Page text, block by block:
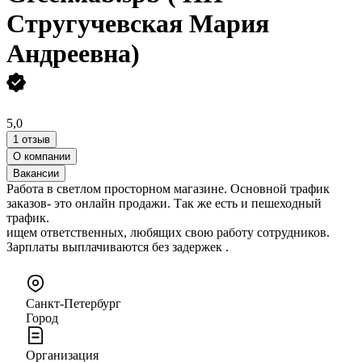
Стругучевская Мария
Андреевна)
5,0
1 отзыв
О компании
Вакансии
Работа в светлом просторном магазине. Основной трафик
заказов- это онлайн продажи. Так же есть и пешеходный
трафик.
ищем ответственных, любящих свою работу сотрудников.
Зарплаты выплачиваются без задержек .
Санкт-Петербург
Город
Организация